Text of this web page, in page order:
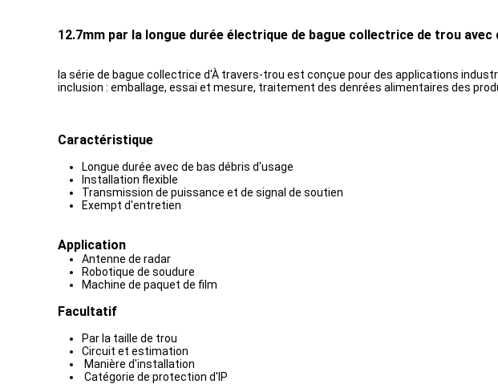
12.7mm par la longue durée électrique de bague collectrice de trou avec
la série de bague collectrice d'À travers-trou est conçue pour des applications
inclusion : emballage, essai et mesure, traitement des denrées alimentaires des
Caractéristique
Longue durée avec de bas débris d'usage
Installation flexible
Transmission de puissance et de signal de soutien
Exempt d'entretien
Application
Antenne de radar
Robotique de soudure
Machine de paquet de film
Facultatif
Par la taille de trou
Circuit et estimation
Manière d'installation
Catégorie de protection d'IP